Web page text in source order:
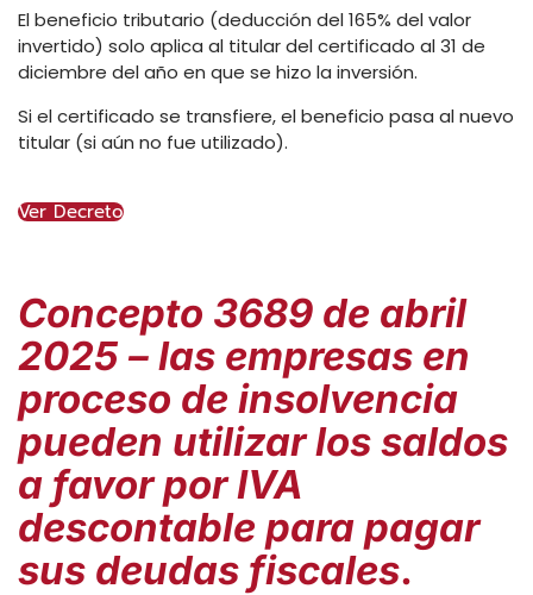
El beneficio tributario (deducción del 165% del valor
invertido) solo aplica al titular del certificado al 31 de
diciembre del año en que se hizo la inversión.
Si el certificado se transfiere, el beneficio pasa al nuevo
titular (si aún no fue utilizado).
Ver Decreto
Concepto 3689 de abril
2025 – las empresas en
proceso de insolvencia
pueden utilizar los saldos
a favor por IVA
descontable para pagar
sus deudas fiscales.